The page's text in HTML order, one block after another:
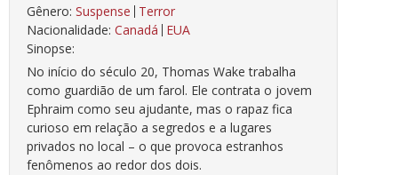
Gênero: Suspense Terror
Nacionalidade: Canadá EUA
Sinopse:
No início do século 20, Thomas Wake trabalha
como guardião de um farol. Ele contrata o jovem
Ephraim como seu ajudante, mas o rapaz fica
curioso em relação a segredos e a lugares
privados no local – o que provoca estranhos
fenômenos ao redor dos dois.